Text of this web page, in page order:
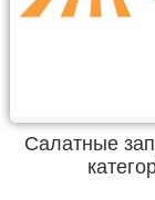
Салатные